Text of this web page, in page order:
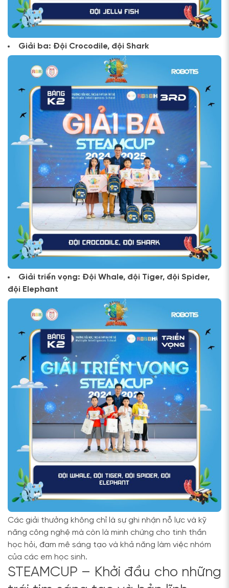
Giải ba: Đội Crocodile, đội Shark
Giải triển vọng: Đội Whale, đội Tiger, đội Spider,
đội Elephant
Các giải thưởng không chỉ là sự ghi nhận nỗ lực và kỹ
năng công nghệ mà còn là minh chứng cho tinh thần
học hỏi, đam mê sáng tạo và khả năng làm việc nhóm
của các em học sinh.
STEAMCUP – Khởi đầu cho những